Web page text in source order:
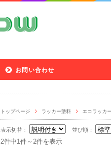
お問い合わせ
トップページ ラッカー塗料 エコラッカ
表示切替： 並び順：
2件中1件～2件を表示